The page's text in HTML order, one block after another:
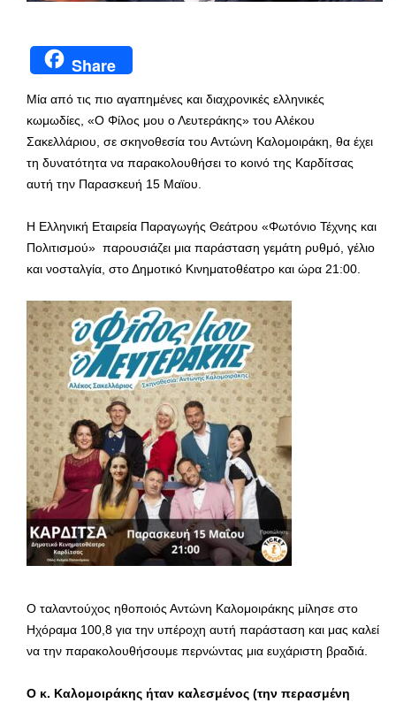
Share
Μία από τις πιο αγαπημένες και διαχρονικές ελληνικές
κωμωδίες, «Ο Φίλος μου ο Λευτεράκης» του Αλέκου
Σακελλάριου, σε σκηνοθεσία του Αντώνη Καλομοιράκη, θα έχει
τη δυνατότητα να παρακολουθήσει το κοινό της Καρδίτσας
αυτή την Παρασκευή 15 Μαϊου.
Η Ελληνική Εταιρεία Παραγωγής Θεάτρου «Φωτόνιο Τέχνης και
Πολιτισμού» παρουσιάζει μια παράσταση γεμάτη ρυθμό, γέλιο
και νοσταλγία, στο Δημοτικό Κινηματοθέατρο και ώρα 21:00.
Ο ταλαντούχος ηθοποιός Αντώνη Καλομοιράκης μίλησε στο
Ηχόραμα 100,8 για την υπέροχη αυτή παράσταση και μας καλεί
να την παρακολουθήσουμε περνώντας μια ευχάριστη βραδιά.
Ο κ. Καλομοιράκης ήταν καλεσμένος (την περασμένη